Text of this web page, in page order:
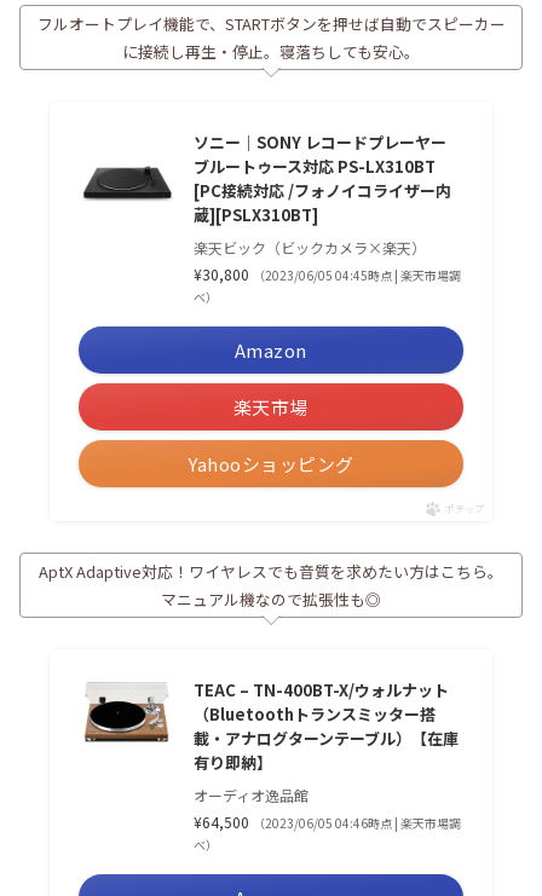
フルオートプレイ機能で、STARTボタンを押せば自動でスピーカー
に接続し再生・停止。寝落ちしても安心。
ソニー｜SONY レコードプレーヤー
ブルートゥース対応 PS-LX310BT
[PC接続対応 /フォノイコライザー内
蔵][PSLX310BT]
楽天ビック（ビックカメラ×楽天）
¥30,800
（2023/06/05 04:45時点 | 楽天市場調
べ）
Amazon
楽天市場
Yahooショッピング
ポチップ
AptX Adaptive対応！ワイヤレスでも音質を求めたい方はこちら。
マニュアル機なので拡張性も◎
TEAC – TN-400BT-X/ウォルナット
（Bluetoothトランスミッター搭
載・アナログターンテーブル）【在庫
有り即納】
オーディオ逸品館
¥64,500
（2023/06/05 04:46時点 | 楽天市場調
べ）